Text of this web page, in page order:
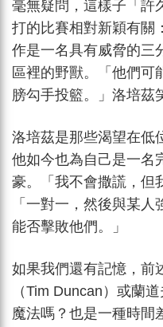
毫無疑問，這樣子「許
打的比賽相對新穎有關
作是一名具有威脅的三
區裡的野獸。「他們可
膀勾手投籃。」洛培茲
洛培茲是那些渴望在低
他如今也為自己是一名
豪。「我不會撒謊，但
「一對一，然後與某
能否擊敗他們。」
如果我們還有記憶，前
（Tim Duncan）或蘭
魔法嗎？也是一種時間